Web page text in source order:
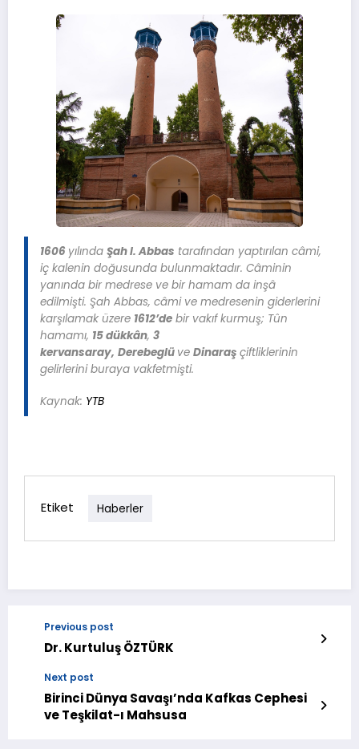
1606 yılında Şah I. Abbas tarafından yaptırılan câmi,
iç kalenin doğusunda bulunmaktadır. Câminin
yanında bir medrese ve bir hamam da inşâ
edilmişti. Şah Abbas, câmi ve medresenin giderlerini
karşılamak üzere 1612’de bir vakıf kurmuş; Tûn
hamamı, 15 dükkân, 3
kervansaray, Derebeglü ve Dinaraş çiftliklerinin
gelirlerini buraya vakfetmişti.
Kaynak: YTB
Etiket Haberler
Previous post
Dr. Kurtuluş ÖZTÜRK
Next post
Birinci Dünya Savaşı’nda Kafkas Cephesi
ve Teşkilat-ı Mahsusa